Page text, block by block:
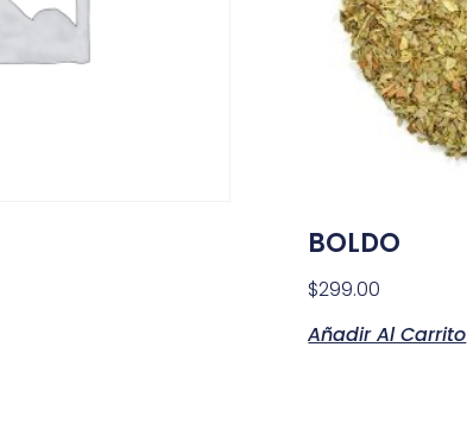
BOLDO
$299.00
Añadir Al Carrito